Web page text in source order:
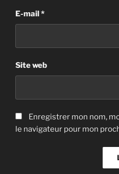
E-mail*
Site web
Enregistrer mon nom,
le navigateur pour mon